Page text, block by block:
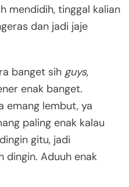
mendidih, tinggal kalian
dan jadi jaje
banget sih guys,
enak banget.
emang lembut, ya
paling enak kalau
gitu, jadi
dingin. Aduuh enak